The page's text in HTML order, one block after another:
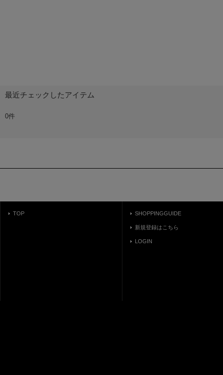
最近チェックしたアイテム
0件
TOP SHOPPINGGUIDE
新規登録はこちら
LOGIN